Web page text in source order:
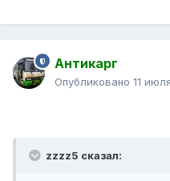
Антикарг
Опубликовано 11
zzzz5 сказал: